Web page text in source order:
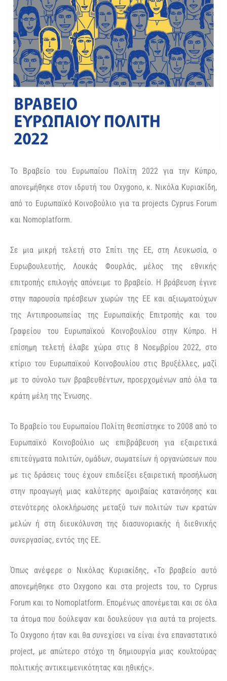
Το Βραβείο του Ευρωπαίου Πολίτη 2022 για την Κύπρο,
απονεμήθηκε στον ιδρυτή του Oxygono, κ. Νικόλα Κυριακίδη,
από το Ευρωπαϊκό Κοινοβούλιο για τα projects Cyprus Forum
και Nomoplatform.
Σε μια μικρή τελετή στο Σπίτι της ΕΕ, στη Λευκωσία, ο
Ευρωβουλευτής, Λουκάς Φουρλάς, μέλος της εθνικής
επιτροπής επιλογής απόνειμε το βραβείο. Η βράβευση έγινε
στην παρουσία πρέσβεων χωρών της ΕΕ και αξιωματούχων
της Αντιπροσωπείας της Ευρωπαϊκής Επιτροπής και του
Γραφείου του Ευρωπαϊκού Κοινοβουλίου στην Κύπρο. Η
επίσημη τελετή έλαβε χώρα στις 8 Νοεμβρίου 2022, στο
κτίριο του Ευρωπαϊκού Κοινοβουλίου στις Βρυξέλλες, μαζί
με το σύνολο των βραβευθέντων, προερχομένων από όλα τα
κράτη μέλη της Ένωσης.
Το Βραβείο του Ευρωπαίου Πολίτη θεσπίστηκε το 2008 από το
Ευρωπαϊκό Κοινοβούλιο ως επιβράβευση για εξαιρετικά
επιτεύγματα πολιτών, ομάδων, σωματείων ή οργανώσεων που
με τις δράσεις τους έχουν επιδείξει εξαιρετική προσήλωση
στην προαγωγή μιας καλύτερης αμοιβαίας κατανόησης και
στενότερης ολοκλήρωσης μεταξύ των πολιτών των κρατών
μελών ή στη διευκόλυνση της διασυνοριακής ή διεθνικής
συνεργασίας, εντός της ΕΕ.
Όπως ανέφερε ο Νικόλας Κυριακίδης, «Το βραβείο αυτό
απονεμήθηκε στο Oxygono και στα projects του, το Cyprus
Forum και το Nomoplatform. Επομένως απονέμεται και σε όλα
τα άτομα που δούλεψαν και δουλεύουν για αυτά τα projects.
Το Oxygono ήταν και θα συνεχίσει να είναι ένα επαναστατικό
project, με απώτερο στόχο τη δημιουργία μιας κουλτούρας
πολιτικής αντικειμενικότητας και ηθικής».